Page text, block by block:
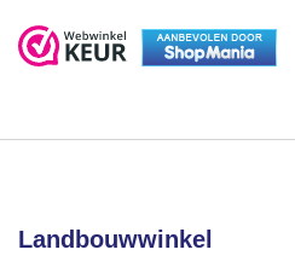
Landbouwwinkel